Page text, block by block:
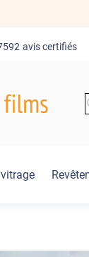
avis certifiés